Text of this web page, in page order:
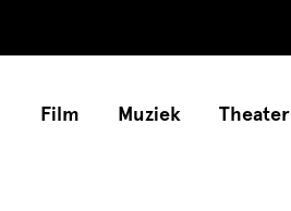
Film Muziek Theater